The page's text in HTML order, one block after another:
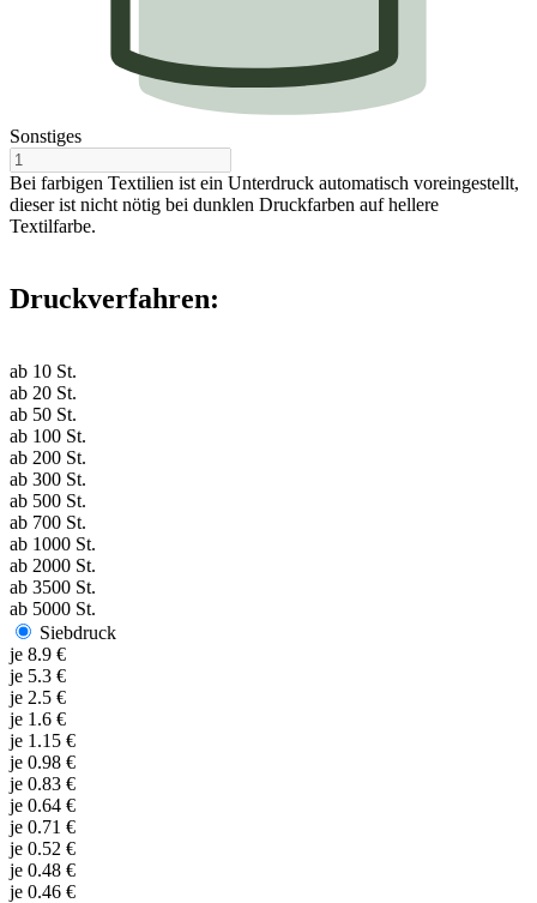
Sonstiges
Bei farbigen Textilien ist ein Unterdruck automatisch voreingestellt,
dieser ist nicht nötig bei dunklen Druckfarben auf hellere
Textilfarbe.
Druckverfahren:
ab 10 St.
ab 20 St.
ab 50 St.
ab 100 St.
ab 200 St.
ab 300 St.
ab 500 St.
ab 700 St.
ab 1000 St.
ab 2000 St.
ab 3500 St.
ab 5000 St.
Siebdruck
je 8.9 €
je 5.3 €
je 2.5 €
je 1.6 €
je 1.15 €
je 0.98 €
je 0.83 €
je 0.64 €
je 0.71 €
je 0.52 €
je 0.48 €
je 0.46 €